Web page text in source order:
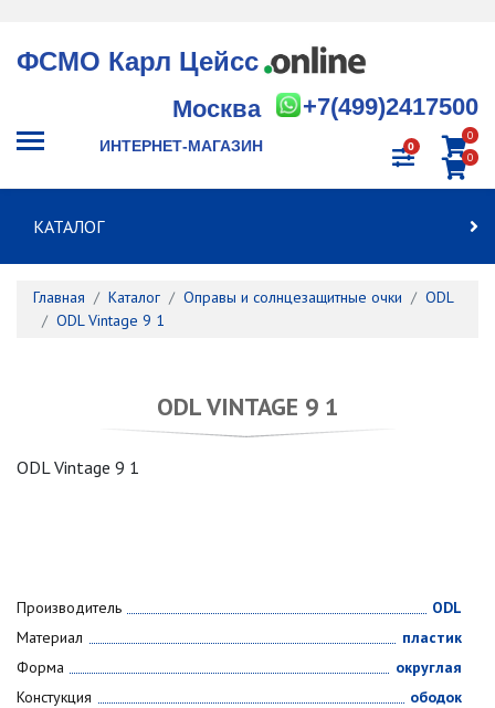
ФСМО Карл Цейсс
+7(499)2417500
Москва
ИНТЕРНЕТ-МАГАЗИН 0
0
0
КАТАЛОГ
Главная Каталог Оправы и солнцезащитные очки
ODL
ODL Vintage 9 1
ODL VINTAGE 9 1
ODL Vintage 9 1
Производитель
ODL
Материал
пластик
Форма
округлая
Констукция
ободок